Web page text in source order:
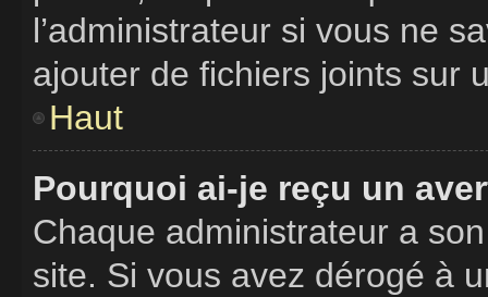
l’administrateur si vous ne
ajouter de fichiers joints sur
Haut
Pourquoi ai-je reçu un
Chaque administrateur a
site. Si vous avez dérogé à